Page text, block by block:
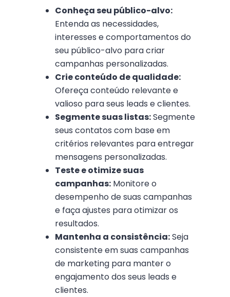
Conheça seu público-alvo:
Entenda as necessidades,
interesses e comportamentos do
seu público-alvo para criar
campanhas personalizadas.
Crie conteúdo de qualidade:
Ofereça conteúdo relevante e
valioso para seus leads e clientes.
Segmente suas listas:Segmente
seus contatos com base em
critérios relevantes para entregar
mensagens personalizadas.
Teste e otimize suas
campanhas: Monitore o
desempenho de suas campanhas
e faça ajustes para otimizar os
resultados.
Mantenha a consistência:Seja
consistente em suas campanhas
de marketing para manter o
engajamento dos seus leads e
clientes.